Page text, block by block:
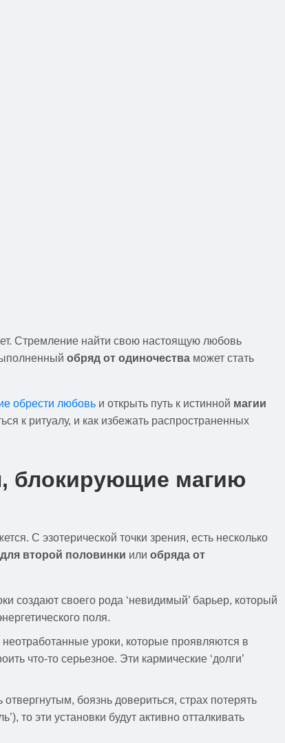
Стремление найти свою настоящую любовь
обряд от одиночества может стать
обрести любовь и открыть путь к истинной магии
к ритуалу, и как избежать распространенных
блокирующие магию
С эзотерической точки зрения, есть несколько
второй половинки или обряда от
создают своего рода ‘невидимый’ барьер, который
поля.
уроки, которые проявляются в
что-то серьезное. Эти кармические ‘долги’
боязнь довериться, страх потерять
то эти установки будут активно отталкивать